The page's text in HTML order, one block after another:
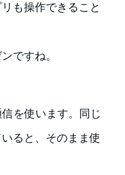
も操作できること
ですね。
を使います。同じ
ると、そのまま使